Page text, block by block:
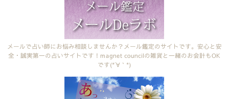
メールで占い師にお悩み相談しませんか？メール鑑定のサイトです。安心と安
全・誠実第一の占いサイトです！magnet councilの雑貨と一緒のお会計もOK
です(*´∀｀*)